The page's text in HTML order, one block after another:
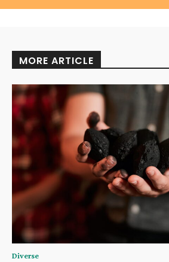
MORE ARTICLE
Diverse